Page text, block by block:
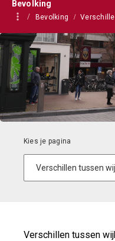
Bevolking
Bevolking
Verschillen tussen